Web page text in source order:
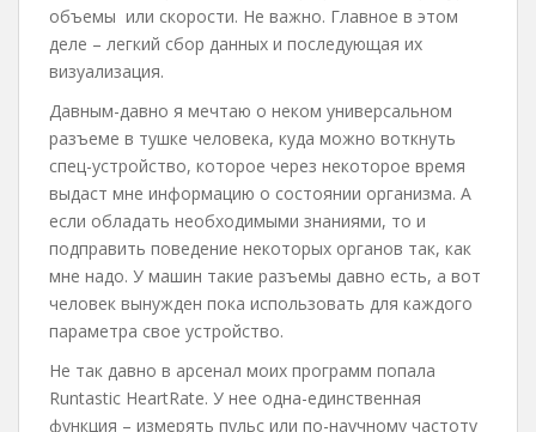
объемы или скорости. Не важно. Главное в этом
деле – легкий сбор данных и последующая их
визуализация.
Давным-давно я мечтаю о неком универсальном
разъеме в тушке человека, куда можно воткнуть
спец-устройство, которое через некоторое время
выдаст мне информацию о состоянии организма. А
если обладать необходимыми знаниями, то и
подправить поведение некоторых органов так, как
мне надо. У машин такие разъемы давно есть, а вот
человек вынужден пока использовать для каждого
параметра свое устройство.
Не так давно в арсенал моих программ попала
Runtastic HeartRate. У нее одна-единственная
функция – измерять пульс или по-научному частоту